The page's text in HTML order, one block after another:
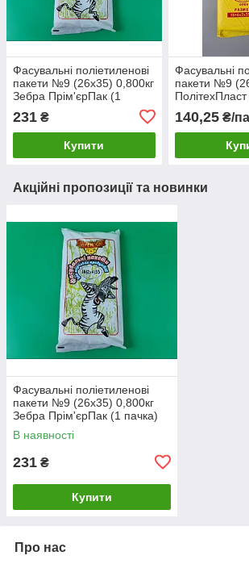
Фасувальні поліетиленові
пакети №9 (26х35) 0,800кг
Зебра Прім'єрПак (1
231 ₴
Купити
Фасувальні
пакети №9
140,25₴/
Акційні пропозиції та новинки
Фасувальні поліетиленові
пакети №9 (26х35) 0,800кг
Зебра Прім'єрПак (1 пачка)
В наявності
231 ₴
Купити
Про нас